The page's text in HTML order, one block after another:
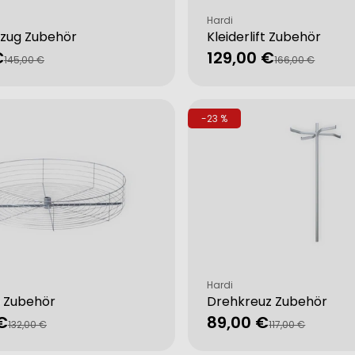
Zubehör
145,00 €
Kleiderlift Zubehör
Verkäufer:
Hardi
Verkaufspreis
129,00 €
Regulärer166,00 €
132,00 €
-23 %
Drehkreuz Zubehör
Verkäufer:
Hardi
Verkaufspreis
89,00 €
Regulärer117,00 €